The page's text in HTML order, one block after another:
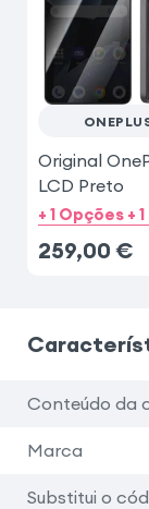
Original
LCD Preto
+ 1 Opções +
259,00 €
Conteúdo da
Marca
Substitui o